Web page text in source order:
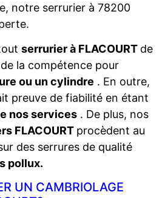
notre serrurier à 78200
serrurier à FLACOURT de
la compétence pour
ou un cylindre . En outre,
preuve de fiabilité en étant
nos services . De plus, nos
FLACOURT procèdent au
des serrures de qualité
pollux.
UN CAMBRIOLAGE